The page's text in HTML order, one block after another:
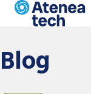
Vés al contingut
Blog